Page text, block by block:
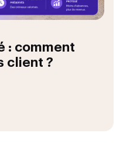
: comment
client ?